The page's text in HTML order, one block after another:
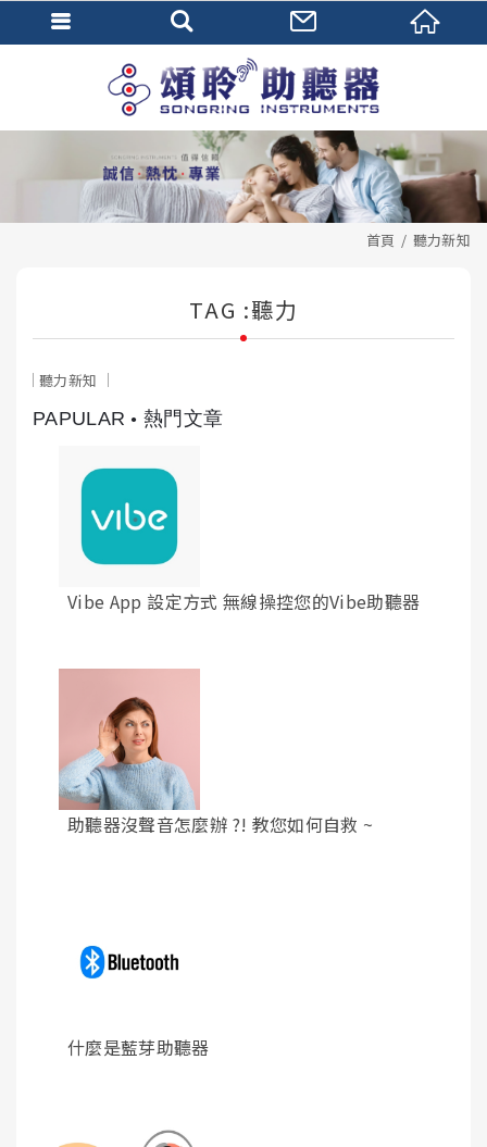
首頁 聽力新知
TAG :聽力
聽力新知
PAPULAR 熱門文章
Vibe App 設定方式 無線操控您的Vibe助聽器
助聽器沒聲音怎麼辦 ?! 教您如何自救 ~
什麼是藍芽助聽器